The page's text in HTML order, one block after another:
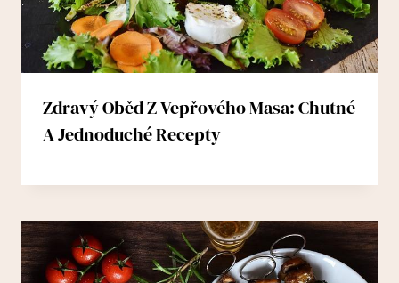
Zdravý Oběd Z Vepřového Masa: Chutné
A Jednoduché Recepty